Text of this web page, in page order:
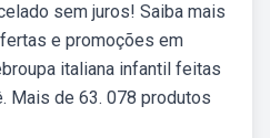
sem juros! Saiba mais
e promoções em
italiana infantil feitas
Mais de 63. 078 produtos